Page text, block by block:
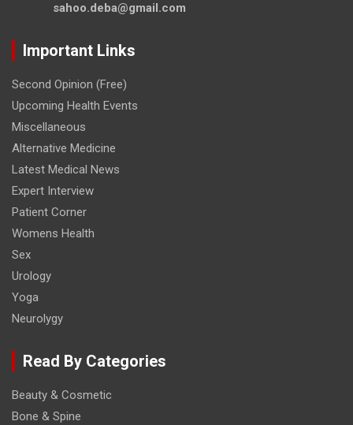
sahoo.deba@gmail.com
Important Links
Second Opinion (Free)
Upcoming Health Events
Miscellaneous
Alternative Medicine
Latest Medical News
Expert Interview
Patient Corner
Womens Health
Sex
Urology
Yoga
Neurolygy
Read By Categories
Beauty & Cosmetic
Bone & Spine